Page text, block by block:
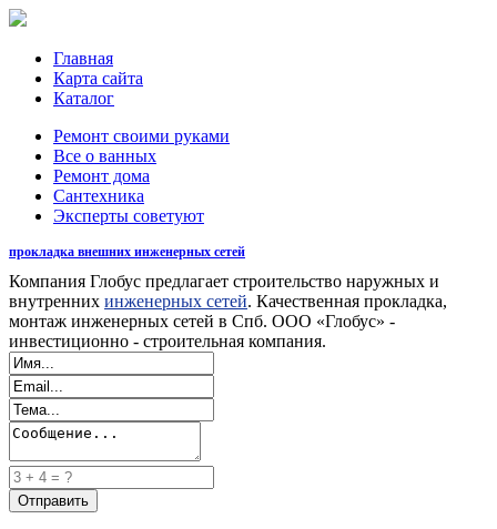
Главная
Карта сайта
Каталог
Ремонт своими руками
Все о ванных
Ремонт дома
Сантехника
Эксперты советуют
прокладка внешних инженерных сетей
Компания Глобус предлагает строительство наружных и
внутренних инженерных сетей. Качественная прокладка,
монтаж инженерных сетей в Спб. ООО «Глобус» -
инвестиционно - строительная компания.